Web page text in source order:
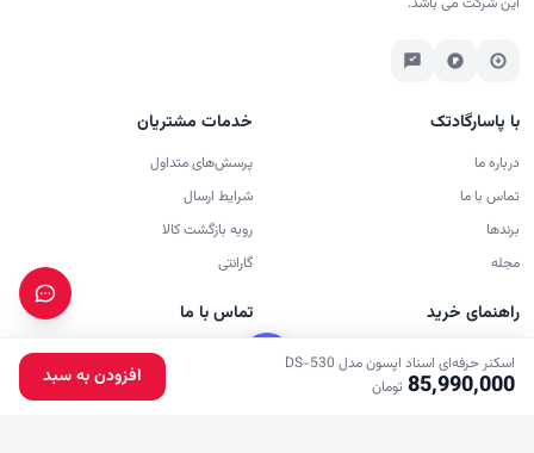
اسکنر حرفه‌ای اسناد اپسون مدل DS-530
85,990,000 تومان افزودن به سبد
با پاسارگادتک
درباره ما
تماس با ما
برندها
مجله
خدمات مشتریان
پرسش‌های متداول
شرایط ارسال
رویه بازگشت کالا
گارانتی
راهنمای خرید
حساب من
پیگیری سفارش
تماس با ما
90005464
02166964702
خانه جست‌وجو سبد خرید